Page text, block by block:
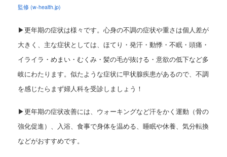
監修 (w-health.jp)
▶更年期の症状は様々です。 心身の不調の症状や重さは個人差が
大きく、主な症状としては、 ほてり・発汗・動悸・不眠・頭痛・
イライラ・めまい・むくみ・髪の毛が抜ける・ 意欲の低下など多
岐にわたります。似たような症状に甲状腺疾患があるので、 不調
を感じたらまず婦人科を受診しましょう！
▶更年期の症状改善には、ウォーキングなど汗をかく運動（骨の
強化促進）、
入浴、食事で身体を温める、睡眠や休養、気分転換
などがおすすめです。